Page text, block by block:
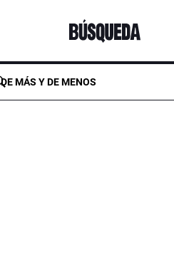
DE MÁS Y DE MENOS